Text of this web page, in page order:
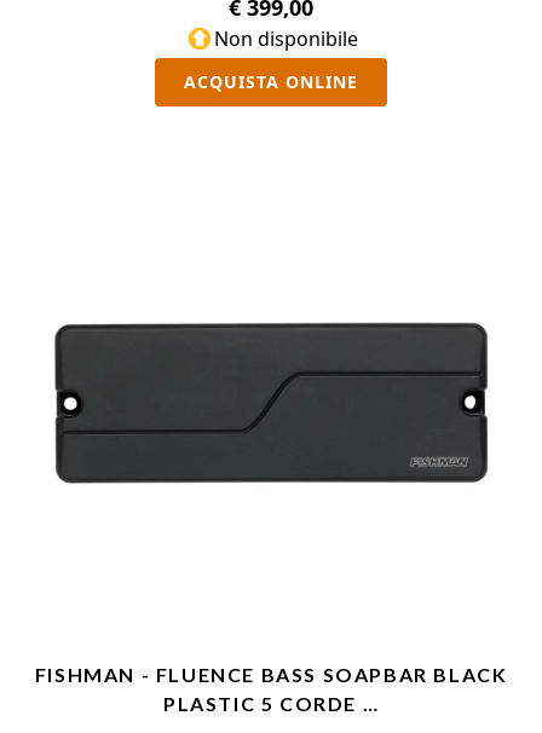
€ 399,00
Non disponibile
ACQUISTA ONLINE
FISHMAN - FLUENCE BASS SOAPBAR BLACK
PLASTIC 5 CORDE …